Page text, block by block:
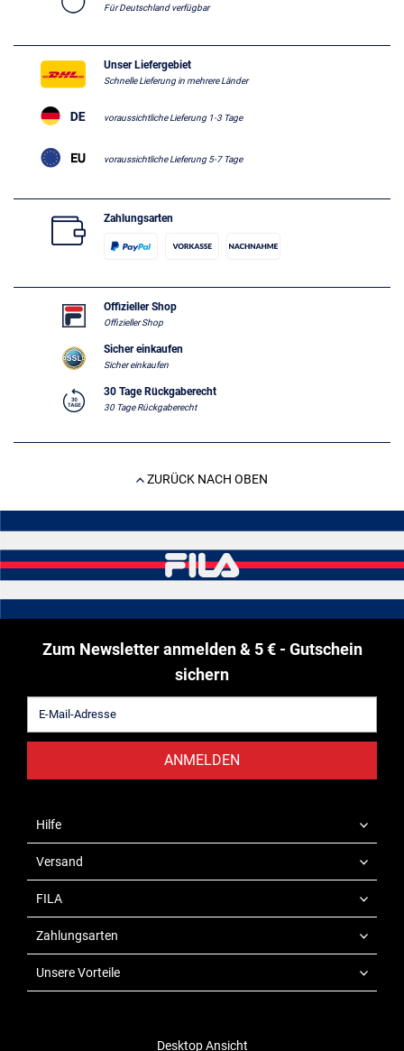
Für Deutschland verfügbar
Unser Liefergebiet
Schnelle Lieferung in mehrere Länder
voraussichtliche Lieferung 1-3 Tage
voraussichtliche Lieferung 5-7 Tage
Zahlungsarten
Offizieller Shop
Offizieller Shop
Sicher einkaufen
Sicher einkaufen
30 Tage Rückgaberecht
30 Tage Rückgaberecht
ZURÜCK NACH OBEN
Zum Newsletter anmelden & 5 € - Gutschein
sichern
ANMELDEN
Hilfe
Versand
FILA
Zahlungsarten
Unsere Vorteile
Desktop Ansicht